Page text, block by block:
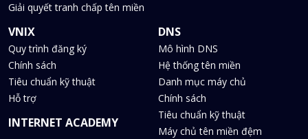
Giải quyết tranh chấp tên miền
VNIX
Quy trình đăng ký
Chính sách
Tiêu chuẩn kỹ thuật
Hỗ trợ
INTERNET ACADEMY
DNS
Mô hình DNS
Hệ thống tên miền
Danh mục máy chủ
Chính sách
Tiêu chuẩn kỹ thuật
Máy chủ tên miền đệm